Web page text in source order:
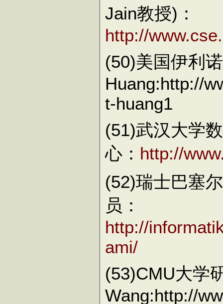
Jain教授)：
http://
(50)美国伊利
Huang:http://
t-huang1
(51)武汉大学
心： http://
(52)瑞士巴塞
员：
http://
ami/
(53)CMU大学
Wang:http://